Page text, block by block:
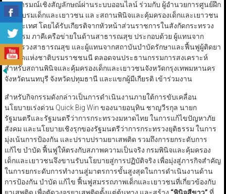
เจตนารมณ์เชิงสัญลักษณ์ผ่านระบบออนไลน์ ร่วมกับ ผู้อำนวยการศูนย์ฝึก
และอบรมเด็กและเยาวชน แล ะสถานพินิจและคุ้มครองเด็กและเยาวชน
ทั่วประเทศ โดยได้รับเกียรติจากหัวหน้าส่วนราชการในสังกัดกระทรวง
ยุติธรรม ภาคีเครือข่ายในด้านสาธารณสุข ประกอบด้วย ผู้แทนจาก
กระทรวงสาธารณสุข และผู้แทนจากสถาบันบำบัดรักษาและฟื้นฟูผู้ติดยา
เสพติดแห่งชาติบรมราชชนนี ตลอดจนประธานกรรมการสงเคราะห์
สำหรับสถานพินิจและคุ้มครองเด็กและเยาวชนจังหวัดกรุงเทพมหานคร
จังหวัดนนทบุรี จังหวัดปทุมธานี และแขกผู้มีเกียรติ เข้าร่วมงาน
สำหรับกิจกรรมดังกล่าวเป็นการดำเนินงานภายใต้การขับเคลื่อน
นโยบายเร่งด่วน Quick Big Win ของนายอนุทิน ชาญวีรกุล นายก
รัฐมนตรีและรัฐมนตรีว่าการกระทรวงมหาดไทย ในการแก้ไขปัญหาภัย
สังคม และนโยบายเชิงรุกของรัฐมนตรีว่าการกระทรวงยุติธรรม ในการ
มุ่งเน้นการป้องกัน และปราบปรามยาเสพติด รวมถึงการยกระดับการ
แก้ไข บำบัด ฟื้นฟูให้ตรงกับสภาพความเป็นจริง กรมพินิจและคุ้มครอง
เด็กและเยาวชนจึงขานรับนโยบายสู่การปฏิบัติจริง เพื่อมุ่งสู่ภารกิจสำคัญ
ในการยกระดับการทำงานสู่มาตรการขั้นสูงสุดในการดำเนินงานด้าน
การป้องกัน บำบัด แก้ไข ฟื้นฟูสมรรถภาพเด็กและเยาวชนที่เกี่ยวข้องกับ